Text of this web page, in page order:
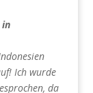
Ich wurde
da